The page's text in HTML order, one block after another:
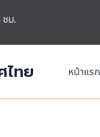
ชม.
ไทย หน้าแรก